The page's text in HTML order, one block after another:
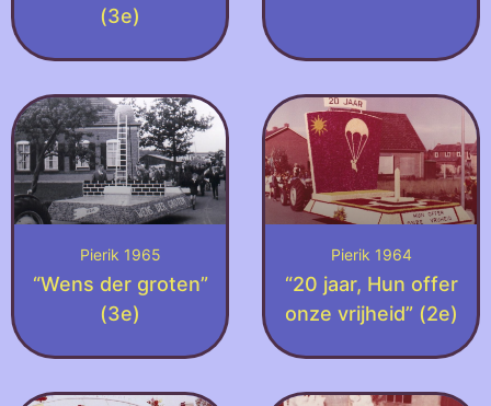
(3e)
Pierik 1965
“Wens der groten”
(3e)
Pierik 1964
“20 jaar, Hun offer
onze vrijheid” (2e)